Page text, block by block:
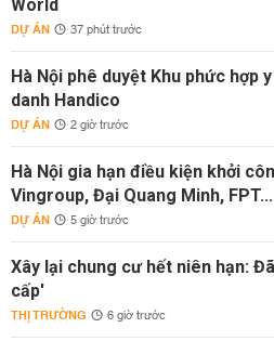
World
DỰ ÁN 37 phút trước
Hà Nội phê duyệt Khu phức hợp
danh Handico
DỰ ÁN 2 giờ trước
Hà Nội gia hạn điều kiện khởi
Vingroup, Đại Quang Minh, FPT...
DỰ ÁN 5 giờ trước
Xây lại chung cư hết niên hạn:
cấp'
THỊ TRƯỜNG 6 giờ trước